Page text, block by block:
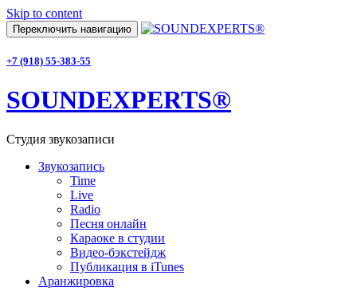
Skip to content
Переключить навигацию
+7 (918) 55-383-55
SOUNDEXPERTS®
Студия звукозаписи
Звукозапись
Time
Live
Radio
Песня онлайн
Караоке в студии
Видео-бэкстейдж
Публикация в iTunes
Аранжировка